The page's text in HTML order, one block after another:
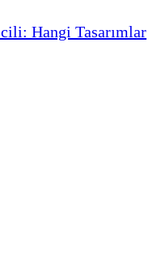
Hangi Tasarımlar